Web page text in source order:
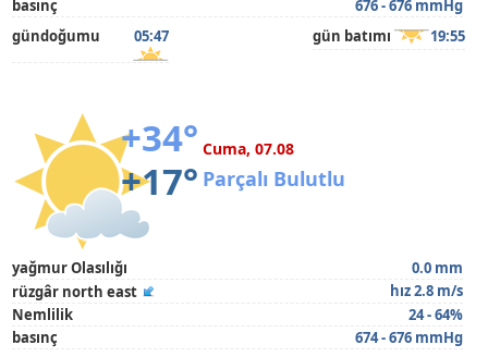
basınç
676 - 676 mmHg
gündoğumu
05:47 gün batımı 19:55
+34°
+17°
Cuma, 07.08
Parçalı Bulutlu
yağmur Olasılığı
0.0 mm
rüzgâr north east
hız 2.8 m/s
Nemlilik
24 - 64%
basınç
674 - 676 mmHg